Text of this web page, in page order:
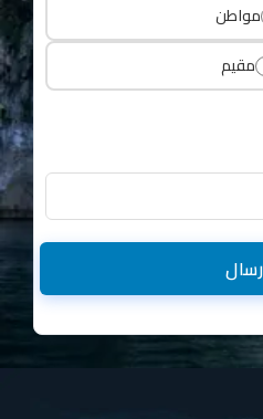
مواطن
مقيم